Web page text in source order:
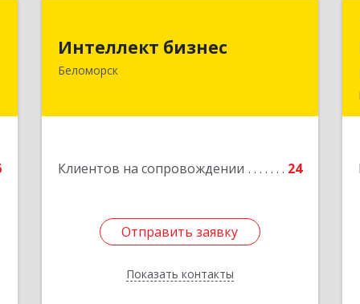
Интеллект бизнес
Беломорск
Клиентов на сопровождении 24
Отправить заявку
Показать контакты
Отправить заявку
Назад